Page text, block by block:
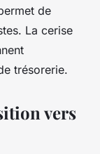
de
La cerise
trésorerie.
vers